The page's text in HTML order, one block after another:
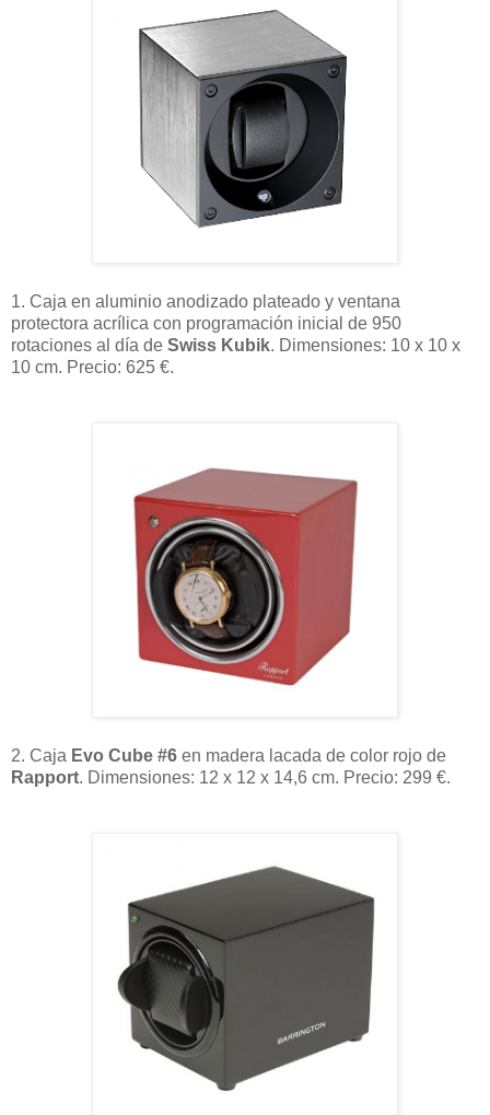
1. Caja en aluminio anodizado plateado y ventana
protectora acrílica con programación inicial de 950
rotaciones al día de Swiss Kubik. Dimensiones: 10 x 10 x
10 cm. Precio: 625 €.
2. Caja Evo Cube #6 en madera lacada de color rojo de
Rapport. Dimensiones: 12 x 12 x 14,6 cm. Precio: 299 €.